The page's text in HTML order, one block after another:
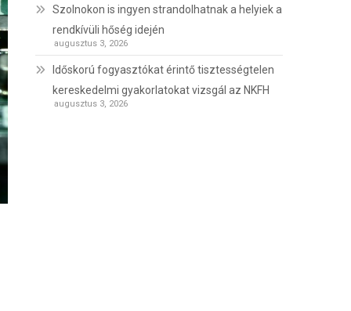
Szolnokon is ingyen strandolhatnak a helyiek a
rendkívüli hőség idején
augusztus 3, 2026
Időskorú fogyasztókat érintő tisztességtelen
kereskedelmi gyakorlatokat vizsgál az NKFH
augusztus 3, 2026